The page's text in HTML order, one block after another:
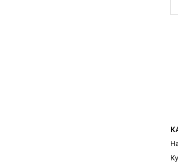
Настольная игра Hobby World
"Мир фантастики.